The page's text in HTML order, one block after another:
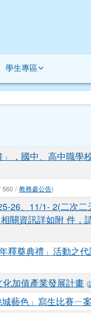
學生專區
，國中、高中職學
560 /教務處公告)
26、11/1- 2(二次二
關資訊詳如附 件，
釋奠典禮」活動之
加值產業發展計畫 (
藝色」寫生比賽ㄧ案